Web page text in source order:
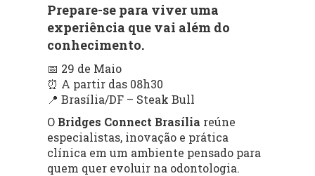
Prepare-se para viver uma
experiência que vai além do
conhecimento.
📅 29 de Maio
⏰ A partir das 08h30
📍 Brasília/DF – Steak Bull
O Bridges Connect Brasília reúne
especialistas, inovação e prática
clínica em um ambiente pensado para
quem quer evoluir na odontologia.